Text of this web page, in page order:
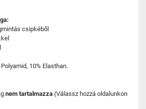
csipkéből
10% Elasthan.
nem tartalmazza (Válassz hozzá oldalunkon